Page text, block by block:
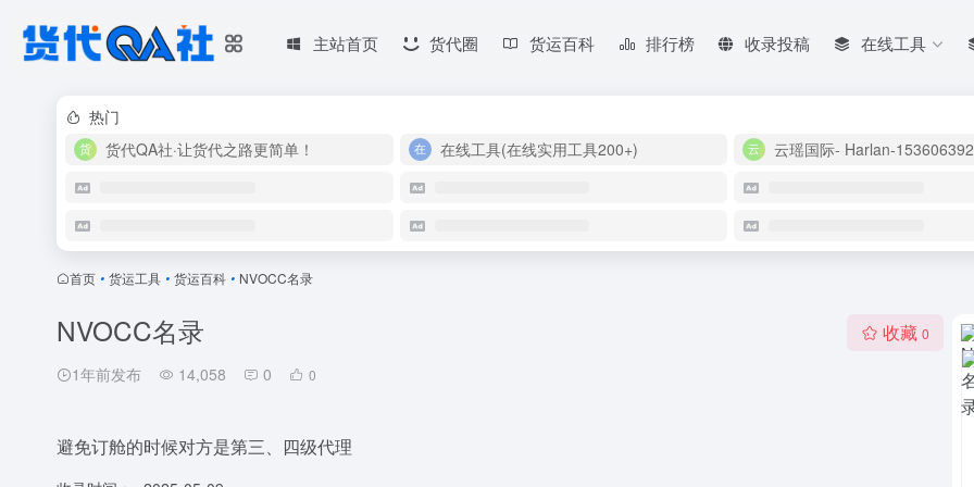
主站首页 货代圈 货运百科 排行榜 收录投稿 在线工具
热门
货代QA社·让货代之路更简单！
在线工具(在线实用工具200+) 云瑶国际- Harlan-
首页 • 货运工具 • 货运百科 • NVOCC名录
NVOCC名录
1年前发布 14,058 0 0
收藏 0
避免订舱的时候对方是第三、四级代理